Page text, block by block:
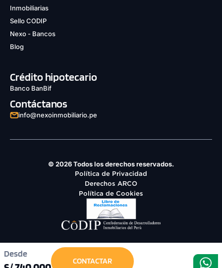
Desde
CONTACTAR
Inmobiliarias
Sello CODIP
Nexo - Bancos
Blog
Crédito hipotecario
Banco BanBif
Contáctanos
info@nexoinmobiliario.pe
© 2026 Todos los derechos reservados.
Política de Privacidad
Derechos ARCO
Política de Cookies